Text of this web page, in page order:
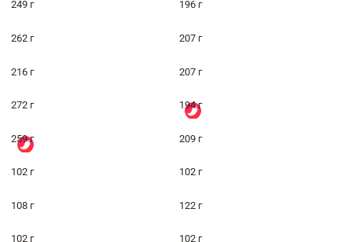
249 г 196 г
262 г 207 г
216 г 207 г
272 г 194 г
259 г 209 г
102 г 102 г
108 г 122 г
102 г 102 г